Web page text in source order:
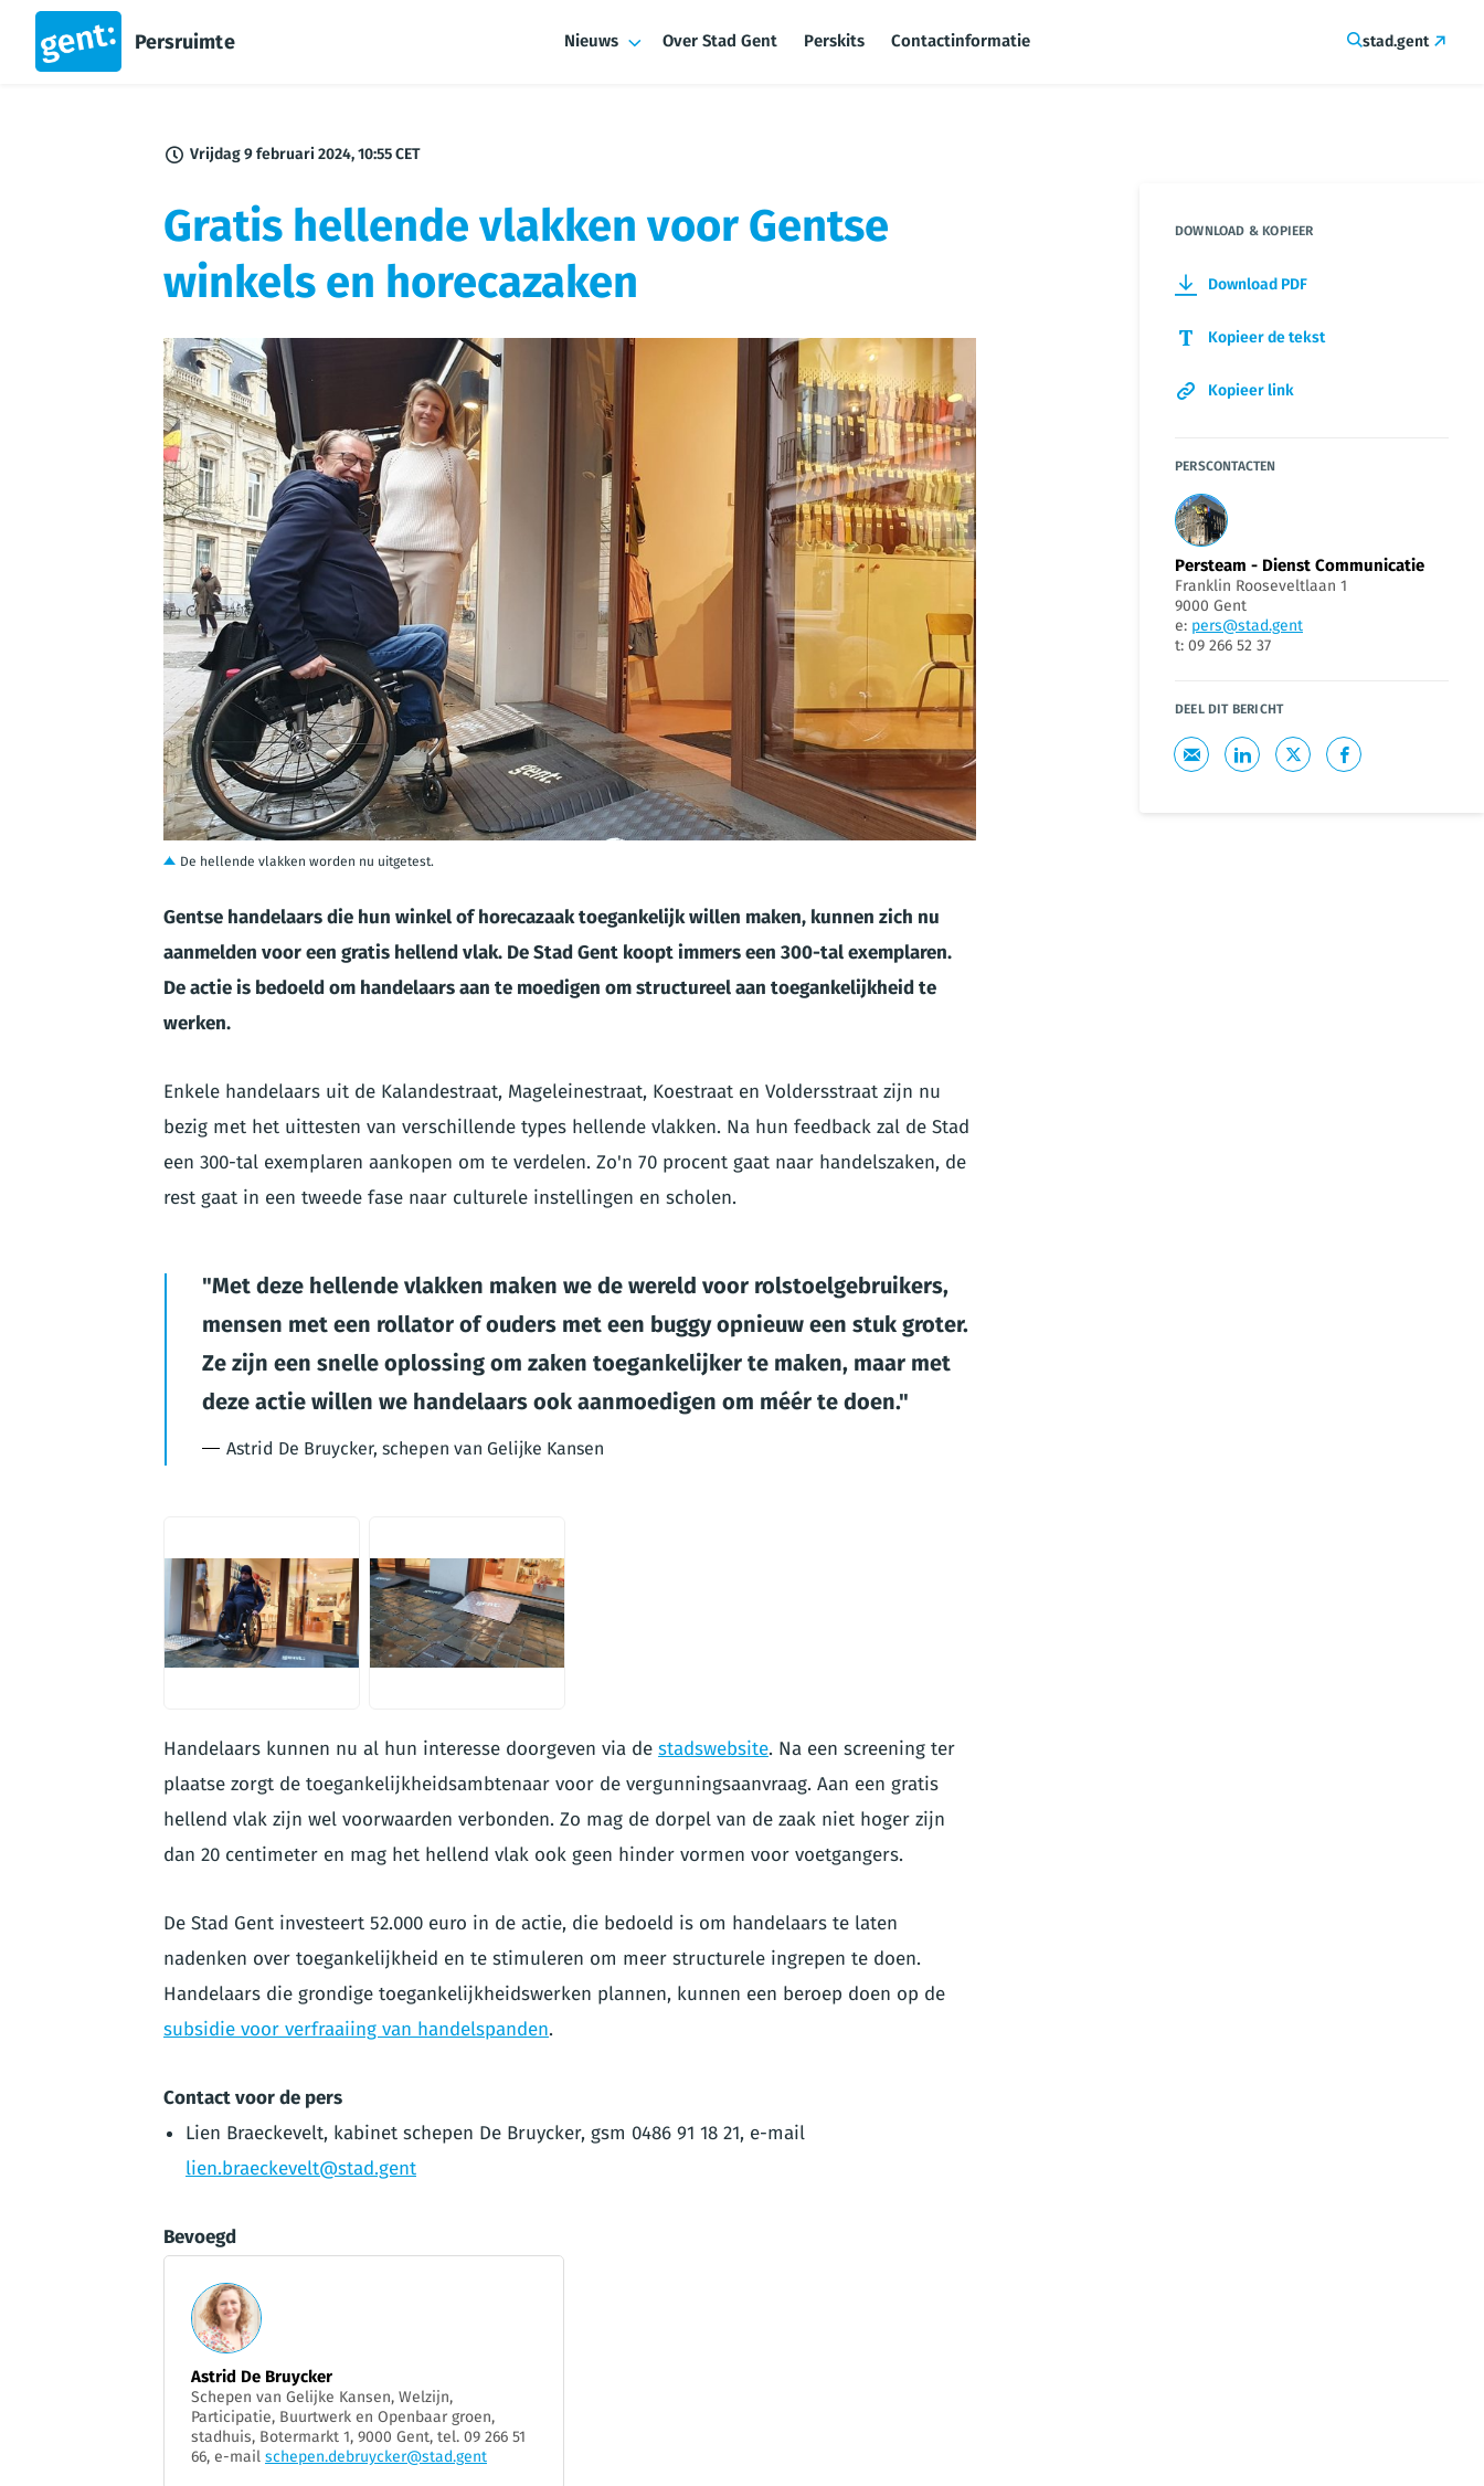
Persruimte Nieuws Over Stad Gent Perskits Contactinformatie stad.gent
Vrijdag 9 februari 2024, 10:55 CET
Gratis hellende vlakken voor Gentse
winkels en horecazaken
JPG
De hellende vlakken worden nu uitgetest.
Gentse handelaars die hun winkel of horecazaak toegankelijk willen maken, kunnen zich nu
aanmelden voor een gratis hellend vlak. De Stad Gent koopt immers een 300-tal exemplaren.
De actie is bedoeld om handelaars aan te moedigen om structureel aan toegankelijkheid te
werken.
Enkele handelaars uit de Kalandestraat, Mageleinestraat, Koestraat en Voldersstraat zijn nu
bezig met het uittesten van verschillende types hellende vlakken. Na hun feedback zal de Stad
een 300-tal exemplaren aankopen om te verdelen. Zo'n 70 procent gaat naar handelszaken, de
rest gaat in een tweede fase naar culturele instellingen en scholen.
Met deze hellende vlakken maken we de wereld voor rolstoelgebruikers,
mensen met een rollator of ouders met een buggy opnieuw een stuk groter.
Ze zijn een snelle oplossing om zaken toegankelijker te maken, maar met
deze actie willen we handelaars ook aanmoedigen om méér te doen.
Astrid De Bruycker, schepen van Gelijke Kansen
Handelaars kunnen nu al hun interesse doorgeven via de stadswebsite. Na een screening ter
plaatse zorgt de toegankelijkheidsambtenaar voor de vergunningsaanvraag. Aan een gratis
hellend vlak zijn wel voorwaarden verbonden. Zo mag de dorpel van de zaak niet hoger zijn
dan 20 centimeter en mag het hellend vlak ook geen hinder vormen voor voetgangers.
De Stad Gent investeert 52.000 euro in de actie, die bedoeld is om handelaars te laten
nadenken over toegankelijkheid en te stimuleren om meer structurele ingrepen te doen.
Handelaars die grondige toegankelijkheidswerken plannen, kunnen een beroep doen op de
subsidie voor verfraaiing van handelspanden.
Contact voor de pers
Lien Braeckevelt, kabinet schepen De Bruycker, gsm 0486 91 18 21, e-mail
lien.braeckevelt@stad.gent
Bevoegd
Astrid De Bruycker
Schepen van Gelijke Kansen, Welzijn,
Participatie, Buurtwerk en Openbaar groen,
stadhuis, Botermarkt 1, 9000 Gent, tel. 09 266 51
66, e-mail schepen.debruycker@stad.gent
DOWNLOAD & KOPIEER
Download PDF
Kopieer de tekst
Kopieer link
PERSCONTACTEN
Persteam - Dienst Communicatie
Franklin Rooseveltlaan 1
9000 Gent
e: pers@stad.gent
t: 09 266 52 37
DEEL DIT BERICHT